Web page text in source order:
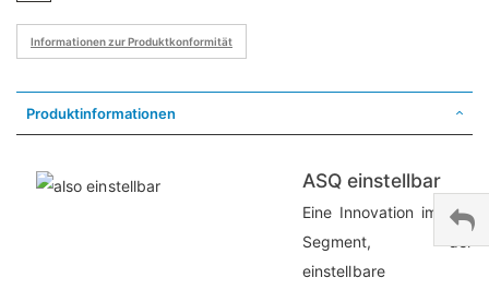
Informationen zur Produktkonformität
Produktinformationen
ASQ einstellbar
Eine Innovation im CB-
Segment, der
einstellbare